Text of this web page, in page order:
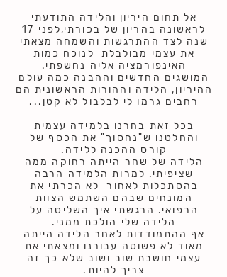
אל תחום היריון והלידה התודעתי
לראשונה בהריון של בכורתי,לפני 17
שנה לצד ההתרגשות והשמחה מצאתי
את עצמי מבולבלת לנוכח כמות
האינפורמציה אליה נחשפתי.
המושגים החדשים וההבנה כמה עולם
ההיריון, הלידה וההורות הראשונית הם
רחבים גרמו לי לבלבול לא קטן...
בכל זאת בחרנו בלמידה עצמית
והחלטנו ש"נחסוך" את הכסף של
קורס ההכנה ללידה.
הלידה של שחר הייתה רחוקה ממה
שציפיתי. למרות הלמידה הרבה
בהסתכלות לאחור לא הכרתי את
המונחים שבהם השתמש הצוות
הרפואי. הרגשתי איך השליטה על
הלידה שלי הולכת ממני.
אף ההתמודדות לאחר הלידה הייתה
מאוד לא פשוטה עבורנו ומצאתי את
עצמי חושבת שוב ושוב שלא כך זה
צריך להיות.